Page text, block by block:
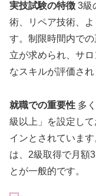
実技試験の特徴 3級
術、リペア技術、
す。制限時間内で
立が求められ、サ
なスキルが評価され
就職での重要性 多
級以上」を設定し
インとされていま
は、2級取得で月額
とが一般的です。